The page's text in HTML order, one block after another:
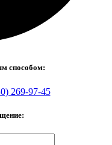
способом:
269-97-45